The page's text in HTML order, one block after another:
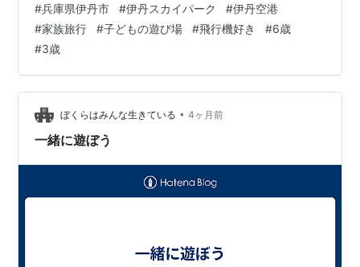
行ってきました 伊丹スカイパークへ行ってきたよ 空港が
丸見え！滑走路を走る迫力の飛行機を見てきたよ 展望遊
具のある「冒険の丘」へ行ってきたよ 伊丹スカイパーク
へのアクセス 伊丹スカイパークへ行ってきたよ 朝から千
里川の土手、豊中つばさ公園と行き、最後にもうひと
つ。伊丹空港には隣接する形…
#兵庫県伊丹市 #伊丹スカイパーク #伊丹空港
#家族旅行 #子どもの遊び場 #飛行機好き #6歳
#3歳
ぼくらはみんな生きている • 4ヶ月前
一緒に遊ぼう